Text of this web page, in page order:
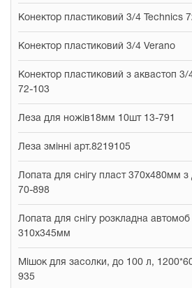
Конектор пластиковий 3/4 Technics
Конектор пластиковий 3/4 Verano
Конектор пластиковий з аквастоп 3/
72-103
Леза для ножів18мм 10шт 13-791
Леза змінні арт.8219105
Лопата для снігу пласт 370х480мм з
70-898
Лопата для снігу розкладна автомоб
310х345мм
Мішок для засолки, до 100 л,
935